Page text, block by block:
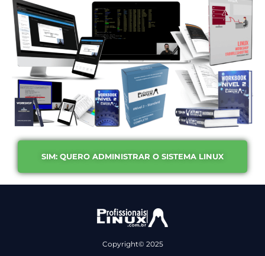
SIM: QUERO ADMINISTRAR O SISTEMA LINUX
Copyright© 2025